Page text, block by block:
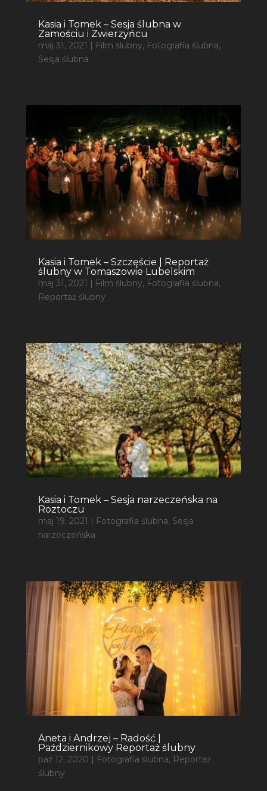
Kasia i Tomek – Sesja ślubna w
Zamościu i Zwierzyńcu
maj 31, 2021 | Film ślubny, Fotografia ślubna,
Sesja ślubna
Kasia i Tomek – Szczęście | Reportaż
ślubny w Tomaszowie Lubelskim
maj 31, 2021 | Film ślubny, Fotografia ślubna,
Reportaż ślubny
Kasia i Tomek – Sesja narzeczeńska na
Roztoczu
maj 19, 2021 Fotografia ślubna, Sesja
narzeczeńska
Aneta i Andrzej – Radość |
Październikowy Reportaż ślubny
paź 12, 2020 | Fotografia ślubna, Reportaż
ślubny